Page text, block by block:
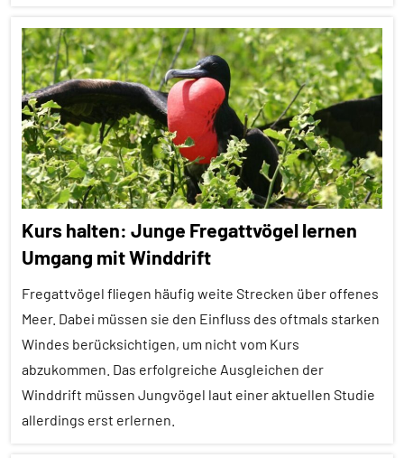
Vögel
Werberufe
Wirbeltiere
Alle
Artikel
Alle
Themen
Alle
Tiergruppen
Erfahrungen
Forschung
aktuell
Haustiere
Inter-
Spezies
Kognition
Kurs halten: Junge Fregattvögel lernen
Umgang mit Winddrift
Fregattvögel fliegen häufig weite Strecken über offenes
Meer. Dabei müssen sie den Einfluss des oftmals starken
Windes berücksichtigen, um nicht vom Kurs
abzukommen. Das erfolgreiche Ausgleichen der
Winddrift müssen Jungvögel laut einer aktuellen Studie
allerdings erst erlernen.